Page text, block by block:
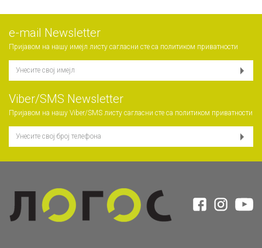
е-mail Newsletter
Пријавом на нашу имејл листу сагласни сте са политиком приватности
Viber/SMS Newsletter
Пријавом на нашу Viber/SMS листу сагласни сте са политиком приватности